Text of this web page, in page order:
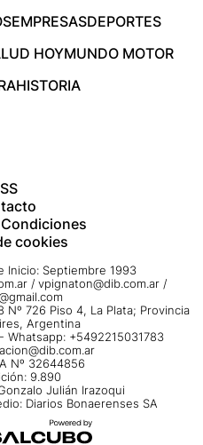
EMPRESASDEPORTES
HOYMUNDO MOTOR
HISTORIA
cookies
Inicio: Septiembre 1993
/ vpignaton@dib.com.ar /
726 Piso 4, La Plata; Provincia
Argentina
Whatsapp: +5492215031783
Nº 32644856
9.890
Julián Irazoqui
Diarios Bonaerenses SA